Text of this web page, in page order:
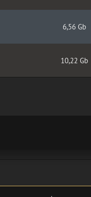
6,56 Gb
10,22 Gb